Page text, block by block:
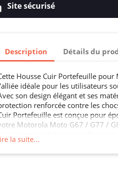
Site sécurisé
Description Détails du
Housse Cuir Portefeuille
idéale pour les utilisateurs
son design élégant et ses
renforcée contre les
Portefeuille est conçue pour
Motorola Moto G67 / G77 /
accès facile à toutes les
/ G87.
la suite...